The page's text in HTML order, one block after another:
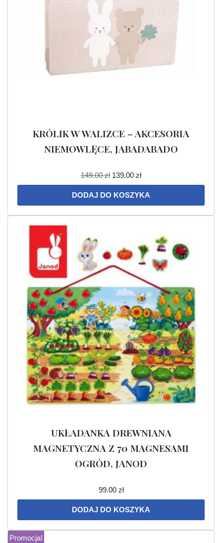
KRÓLIK W WALIZCE – AKCESORIA
NIEMOWLĘCE, JABADABADO
149.00zł 139.00 zł
DODAJ DO KOSZYKA
UKŁADANKA DREWNIANA
MAGNETYCZNA Z 70 MAGNESAMI
OGRÓD, JANOD
99.00 zł
DODAJ DO KOSZYKA
Promocja!